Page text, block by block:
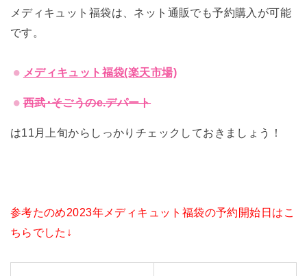
メディキュット福袋は、ネット通販でも予約購入が可能
です。
メディキュット福袋(楽天市場)
西武･そごうのe.デパート
は11月上旬からしっかりチェックしておきましょう！
参考たのめ2023年メディキュット福袋の予約開始日はこ
ちらでした↓